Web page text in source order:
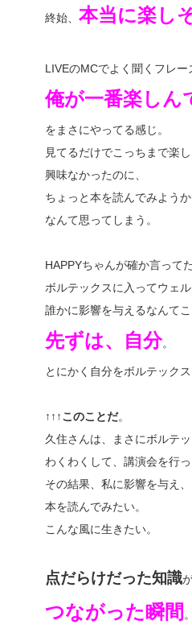
終始、 本当に楽し
LIVEのMCでよく聞くフレー
俺が一番楽しん
をまさにやってる感じ。
見てるだけでこっちまで楽し
興味なかったのに、
ちょっと本を読んでみようか
なんて思ってしまう。
HAPPYちゃんが確か言ってた
ボルテックスに入ってウェ
誰かに影響を与えるなんて
先ずは、自分。
とにかく自分をボルテックス
↑↑↑このことだ。
久住さんは、まさにボルテ
わくわくして、講演会を行っ
その結果、私に影響を与え、
本を読んでみたい。
こんな風に生きたい。
点だらけだった知識
つながった瞬間 。